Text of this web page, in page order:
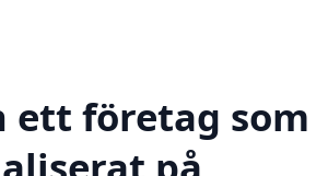
ett företag som